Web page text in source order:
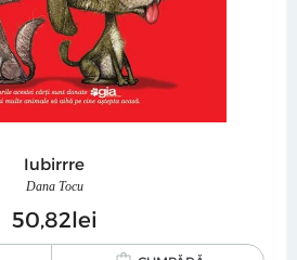
Iubirrre
Dana Tocu
5082lei